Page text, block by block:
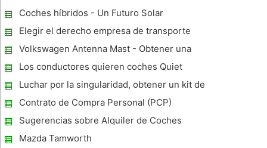
personas se han dado cuenta de que estos coches de
segunda mano no son tan ma
Coches híbridos - Un Futuro Solar
Elegir el derecho empresa de transporte
Auto & Permanecer sin estrés
Volkswagen Antenna Mast - Obtener una
clara señal
Los conductores quieren coches Quiet
Luchar por la singularidad, obtener un kit de
cuerpo
Contrato de Compra Personal (PCP)
Sugerencias sobre Alquiler de Coches
Mazda Tamworth